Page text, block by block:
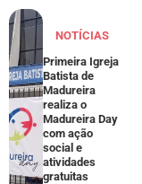
NOTÍCIAS
Primeira Igreja
Batista de
Madureira
realiza o
Madureira Day
com ação
social e
atividades
gratuitas